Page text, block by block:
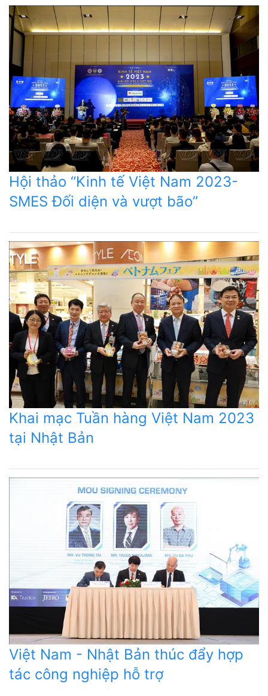
Hội thảo “Kinh tế Việt Nam 2023-
SMES Đối diện và vượt bão”
Khai mạc Tuần hàng Việt Nam 2023
tại Nhật Bản
Việt Nam - Nhật Bản thúc đẩy hợp
tác công nghiệp hỗ trợ